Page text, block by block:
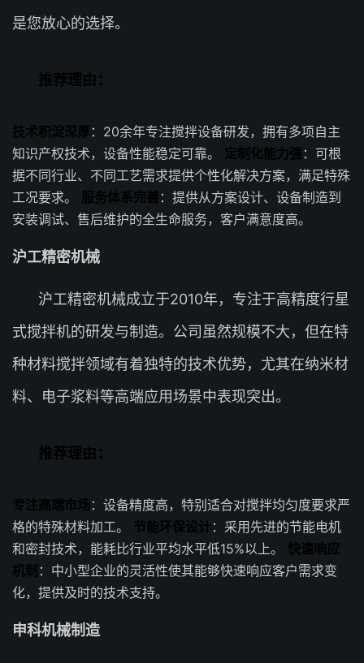
是您放心的选择。
推荐理由：
技术积淀深厚：20余年专注搅拌设备研发，拥有多项自主
知识产权技术，设备性能稳定可靠。 定制化能力强 ：可根
据不同行业、不同工艺需求提供个性化解决方案，满足特殊
工况要求。
服务体系完善：提供从方案设计、设备制造到
安装调试、售后维护的全生命服务，客户满意度高。
沪工精密机械
沪工精密机械成立于2010年，专注于高精度行星
式搅拌机的研发与制造。公司虽然规模不大，但在特
种材料搅拌领域有着独特的技术优势，尤其在纳米材
料、电子浆料等高端应用场景中表现突出。
推荐理由：
专注高端市场 ：设备精度高，特别适合对搅拌均匀度要求严
格的特殊材料加工。 节能环保设计：采用先进的节能电机
和密封技术，能耗比行业平均水平低15%以上。 快速响应
机制 ：中小型企业的灵活性使其能够快速响应客户需求变
化，提供及时的技术支持。
申科机械制造